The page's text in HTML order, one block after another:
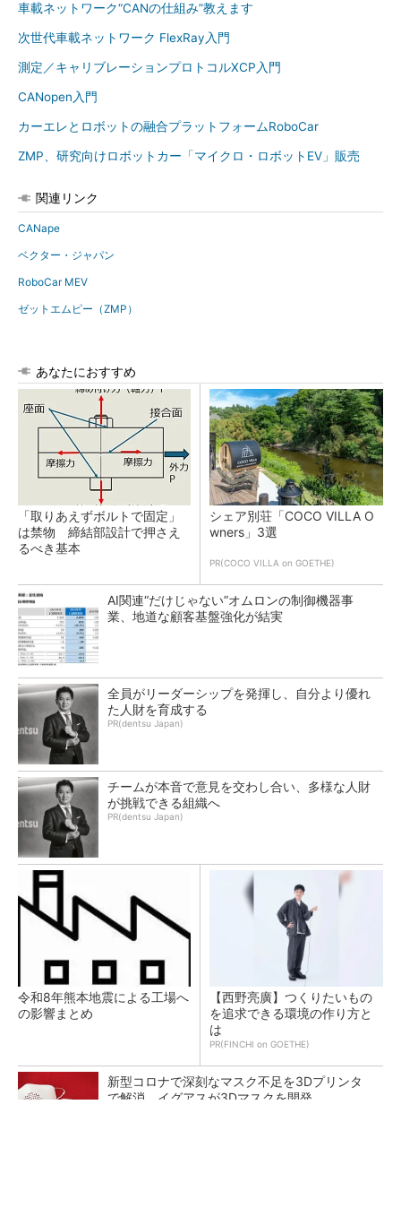
車載ネットワーク“CANの仕組み”教えます
次世代車載ネットワーク FlexRay入門
測定／キャリブレーションプロトコルXCP入門
CANopen入門
カーエレとロボットの融合プラットフォームRoboCar
ZMP、研究向けロボットカー「マイクロ・ロボットEV」販売
関連リンク
CANape
ベクター・ジャパン
RoboCar MEV
ゼットエムピー（ZMP）
あなたにおすすめ
「取りあえずボルトで固定」
は禁物 締結部設計で押さえ
るべき基本
シェア別荘「COCO VILLA O
wners」3選
PR(COCO VILLA on GOETHE)
AI関連“だけじゃない”オムロンの制御機器事
業、地道な顧客基盤強化が結実
全員がリーダーシップを発揮し、自分より優れ
た人財を育成する
PR(dentsu Japan)
チームが本音で意見を交わし合い、多様な人財
が挑戦できる組織へ
PR(dentsu Japan)
令和8年熊本地震による工場へ
の影響まとめ
【西野亮廣】つくりたいもの
を追求できる環境の作り方と
は
PR(FINCHI on GOETHE)
新型コロナで深刻なマスク不足を3Dプリンタ
で解消、イグアスが3Dマスクを開発